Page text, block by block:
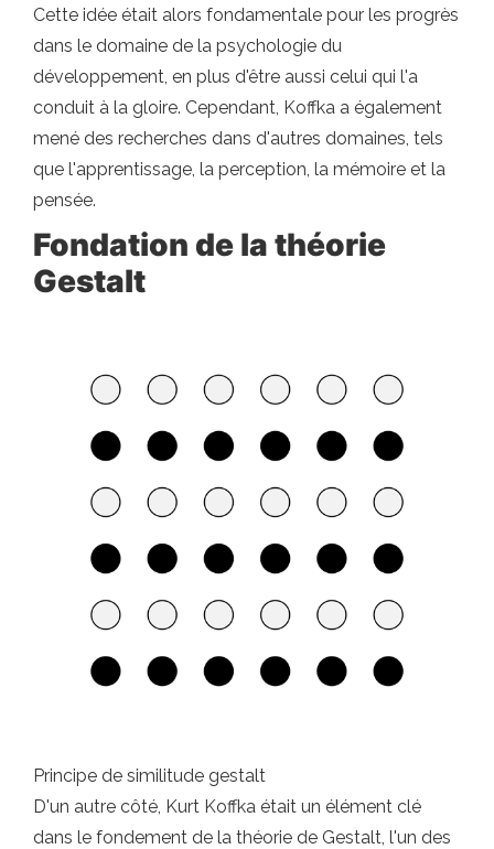
Cette idée était alors fondamentale pour les progrès
dans le domaine de la psychologie du
développement, en plus d'être aussi celui qui l'a
conduit à la gloire. Cependant, Koffka a également
mené des recherches dans d'autres domaines, tels
que l'apprentissage, la perception, la mémoire et la
pensée.
Fondation de la théorie
Gestalt
Principe de similitude gestalt
D'un autre côté, Kurt Koffka était un élément clé
dans le fondement de la théorie de Gestalt, l'un des